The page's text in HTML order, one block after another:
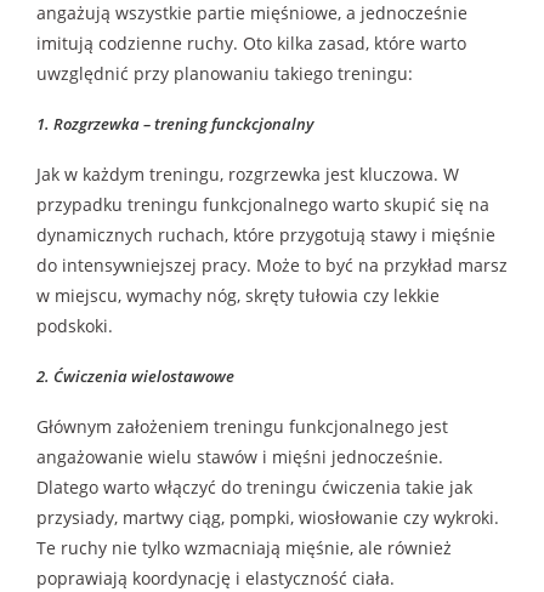
angażują wszystkie partie mięśniowe, a jednocześnie
imitują codzienne ruchy. Oto kilka zasad, które warto
uwzględnić przy planowaniu takiego treningu:
1. Rozgrzewka – trening funckcjonalny
Jak w każdym treningu, rozgrzewka jest kluczowa. W
przypadku treningu funkcjonalnego warto skupić się na
dynamicznych ruchach, które przygotują stawy i mięśnie
do intensywniejszej pracy. Może to być na przykład marsz
w miejscu, wymachy nóg, skręty tułowia czy lekkie
podskoki.
2. Ćwiczenia wielostawowe
Głównym założeniem treningu funkcjonalnego jest
angażowanie wielu stawów i mięśni jednocześnie.
Dlatego warto włączyć do treningu ćwiczenia takie jak
przysiady, martwy ciąg, pompki, wiosłowanie czy wykroki.
Te ruchy nie tylko wzmacniają mięśnie, ale również
poprawiają koordynację i elastyczność ciała.